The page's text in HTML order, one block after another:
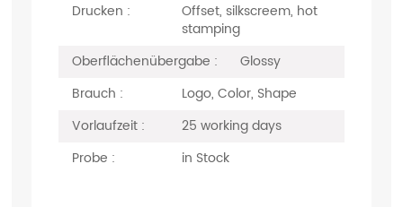
Drucken :
Offset, silkscreem, hot
stamping
Oberflächenübergabe :
Glossy
Brauch :
Logo, Color, Shape
Vorlaufzeit :
25 working days
Probe :
in Stock